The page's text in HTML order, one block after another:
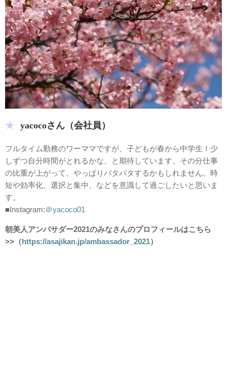
yacocoさん（会社員）
フルタイム勤務のワーママですが、子どもが春から中学生！少
しずつ自分時間がとれるかな、と期待しています。その分仕事
の比重が上がって、やっぱりバタバタするかもしれません。時
短や効率化、選択と集中、などを意識して過ごしたいと思いま
す。
■Instagram:＠yacoco01
朝美人アンバサダー2021のみなさんのプロフィールはこちら
>>（https://asajikan.jp/ambassador_2021）